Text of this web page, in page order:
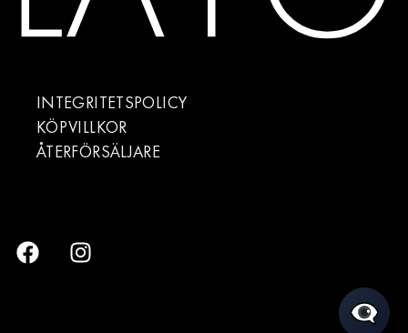
INTEGRITETSPOLICY
KÖPVILLKOR
ÅTERFÖRSÄLJARE